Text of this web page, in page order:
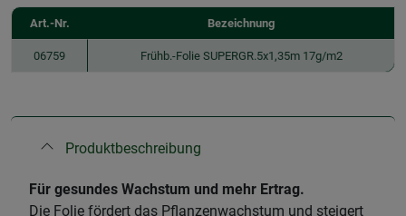
Art.-Nr. Bezeichnung
06759 Frühb.-Folie SUPERGR.5x1,35m 17g/m2
Produktbeschreibung
​Für gesundes Wachstum und mehr Ertrag.
Die Folie fördert das Pflanzenwachstum und steigert